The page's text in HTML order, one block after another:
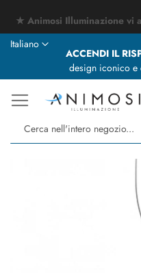
★ Animosi Illuminazione vi
ACCENDI IL
design iconico e
Lingua
Italiano